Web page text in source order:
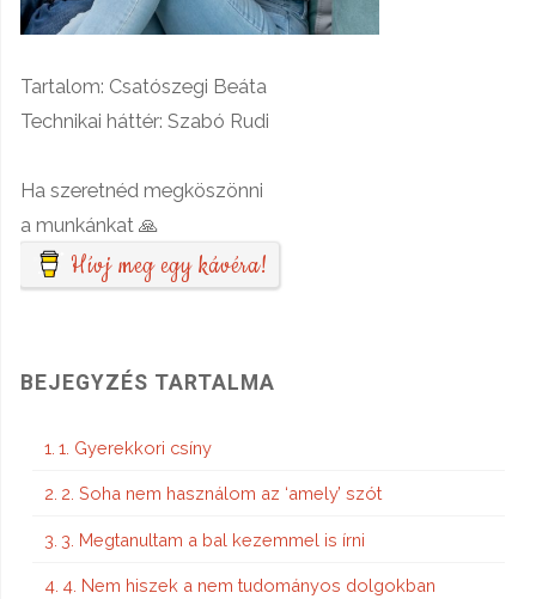
Tartalom: Csatószegi Beáta
Technikai háttér: Szabó Rudi
Ha szeretnéd megköszönni
a munkánkat 🙏
Hívj meg egy kávéra!
BEJEGYZÉS TARTALMA
1. Gyerekkori csíny
2. Soha nem használom az ‘amely’ szót
3. Megtanultam a bal kezemmel is írni
4. Nem hiszek a nem tudományos dolgokban